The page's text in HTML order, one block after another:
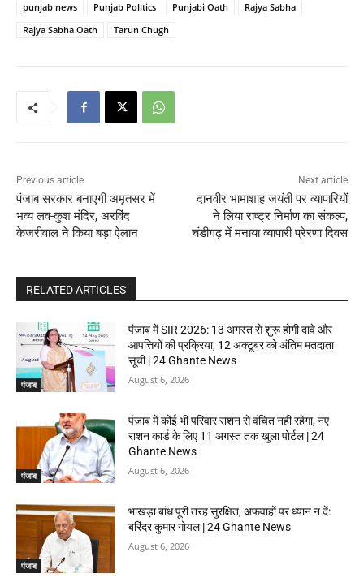
punjab news
Punjab Politics Punjabi Oath
Rajya Sabha
Rajya Sabha Oath
Tarun Chugh
Previous article
पंजाब सरकार बनाएगी अमृतसर में
भव्य लव-कुश मंदिर, अरविंद
केजरीवाल ने किया बड़ा ऐलान
Next article
दानवीर भामाशाह जयंती पर व्यापारियों
ने लिया राष्ट्र निर्माण का संकल्प,
चंडीगढ़ में मनाया व्यापारी प्रेरणा दिवस
RELATED ARTICLES
पंजाब
पंजाब में SIR 2026: 13 अगस्त से शुरू होगी दावे और
आपत्तियों की प्रक्रिया, 12 अक्टूबर को अंतिम मतदाता
सूची | 24 Ghante News
August 6, 2026
पंजाब
पंजाब में कोई भी परिवार राशन से वंचित नहीं रहेगा, नए
राशन कार्ड के लिए 11 अगस्त तक खुला पोर्टल | 24
Ghante News
August 6, 2026
पंजाब
भाखड़ा बांध पूरी तरह सुरक्षित, अफवाहों पर ध्यान न दें:
बरिंदर कुमार गोयल | 24 Ghante News
August 6, 2026